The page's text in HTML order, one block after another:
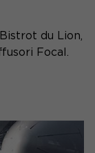
du Lion,
Focal.